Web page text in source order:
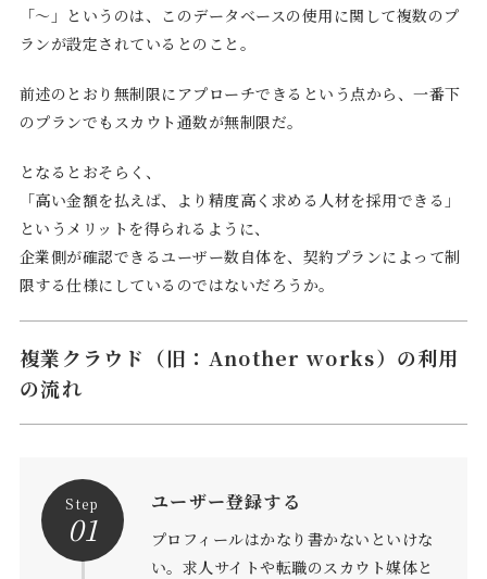
「～」というのは、このデータベースの使用に関して複数のプ
ランが設定されているとのこと。
前述のとおり無制限にアプローチできるという点から、一番下
のプランでもスカウト通数が無制限だ。
となるとおそらく、
「高い金額を払えば、より精度高く求める人材を採用できる」
というメリットを得られるように、
企業側が確認できるユーザー数自体を、契約プランによって制
限する仕様にしているのではないだろうか。
複業クラウド（旧：Another works）の利用
の流れ
Step
01
ユーザー登録する
プロフィールはかなり書かないといけな
い。求人サイトや転職のスカウト媒体と